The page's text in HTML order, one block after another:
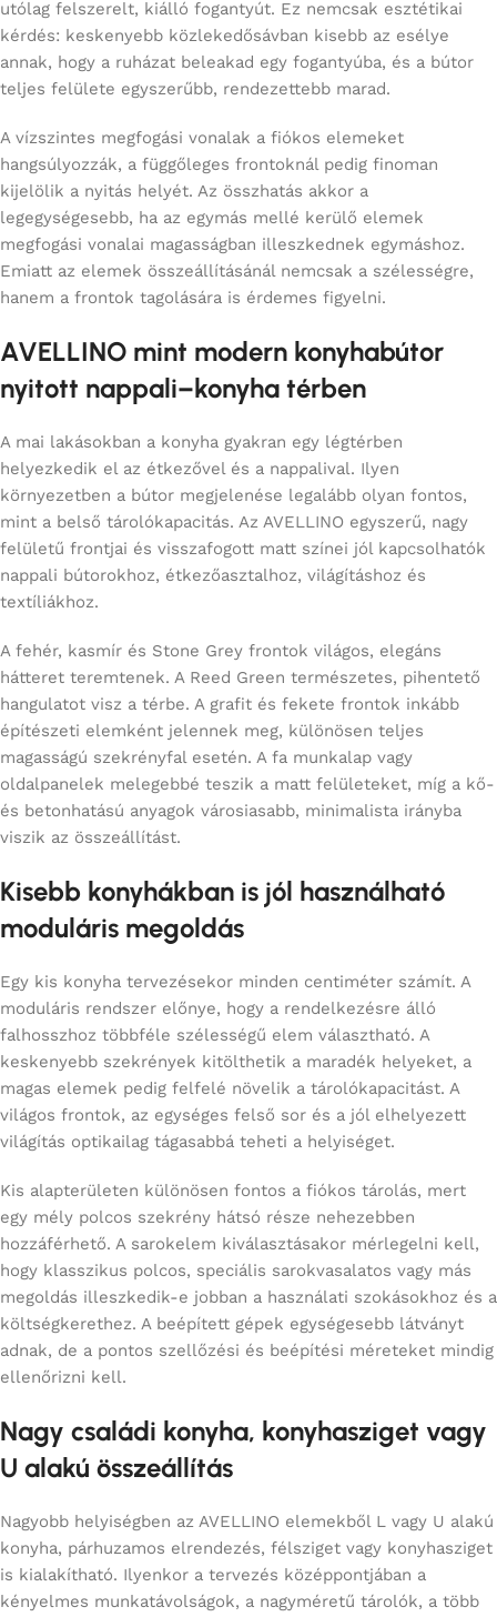
utólag felszerelt, kiálló fogantyút. Ez nemcsak esztétikai
kérdés: keskenyebb közlekedősávban kisebb az esélye
annak, hogy a ruházat beleakad egy fogantyúba, és a bútor
teljes felülete egyszerűbb, rendezettebb marad.
A vízszintes megfogási vonalak a fiókos elemeket
hangsúlyozzák, a függőleges frontoknál pedig finoman
kijelölik a nyitás helyét. Az összhatás akkor a
legegységesebb, ha az egymás mellé kerülő elemek
megfogási vonalai magasságban illeszkednek egymáshoz.
Emiatt az elemek összeállításánál nemcsak a szélességre,
hanem a frontok tagolására is érdemes figyelni.
AVELLINO mint modern konyhabútor
nyitott nappali–konyha térben
A mai lakásokban a konyha gyakran egy légtérben
helyezkedik el az étkezővel és a nappalival. Ilyen
környezetben a bútor megjelenése legalább olyan fontos,
mint a belső tárolókapacitás. Az AVELLINO egyszerű, nagy
felületű frontjai és visszafogott matt színei jól kapcsolhatók
nappali bútorokhoz, étkezőasztalhoz, világításhoz és
textíliákhoz.
A fehér, kasmír és Stone Grey frontok világos, elegáns
hátteret teremtenek. A Reed Green természetes, pihentető
hangulatot visz a térbe. A grafit és fekete frontok inkább
építészeti elemként jelennek meg, különösen teljes
magasságú szekrényfal esetén. A fa munkalap vagy
oldalpanelek melegebbé teszik a matt felületeket, míg a kő-
és betonhatású anyagok városiasabb, minimalista irányba
viszik az összeállítást.
Kisebb konyhákban is jól használható
moduláris megoldás
Egy kis konyha tervezésekor minden centiméter számít. A
moduláris rendszer előnye, hogy a rendelkezésre álló
falhosszhoz többféle szélességű elem választható. A
keskenyebb szekrények kitölthetik a maradék helyeket, a
magas elemek pedig felfelé növelik a tárolókapacitást. A
világos frontok, az egységes felső sor és a jól elhelyezett
világítás optikailag tágasabbá teheti a helyiséget.
Kis alapterületen különösen fontos a fiókos tárolás, mert
egy mély polcos szekrény hátsó része nehezebben
hozzáférhető. A sarokelem kiválasztásakor mérlegelni kell,
hogy klasszikus polcos, speciális sarokvasalatos vagy más
megoldás illeszkedik-e jobban a használati szokásokhoz és a
költségkerethez. A beépített gépek egységesebb látványt
adnak, de a pontos szellőzési és beépítési méreteket mindig
ellenőrizni kell.
Nagy családi konyha, konyhasziget vagy
U alakú összeállítás
Nagyobb helyiségben az AVELLINO elemekből L vagy U alakú
konyha, párhuzamos elrendezés, félsziget vagy konyhasziget
is kialakítható. Ilyenkor a tervezés középpontjában a
kényelmes munkatávolságok, a nagyméretű tárolók, a több